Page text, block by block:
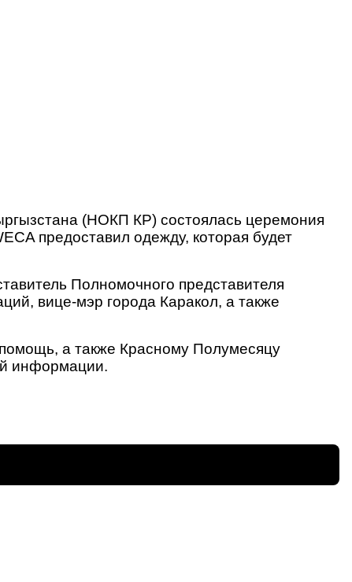
(НОКП КР) состоялась церемония
предоставил одежду, которая будет
Полномочного представителя
вице-мэр города Каракол, а также
а также Красному Полумесяцу
информации.